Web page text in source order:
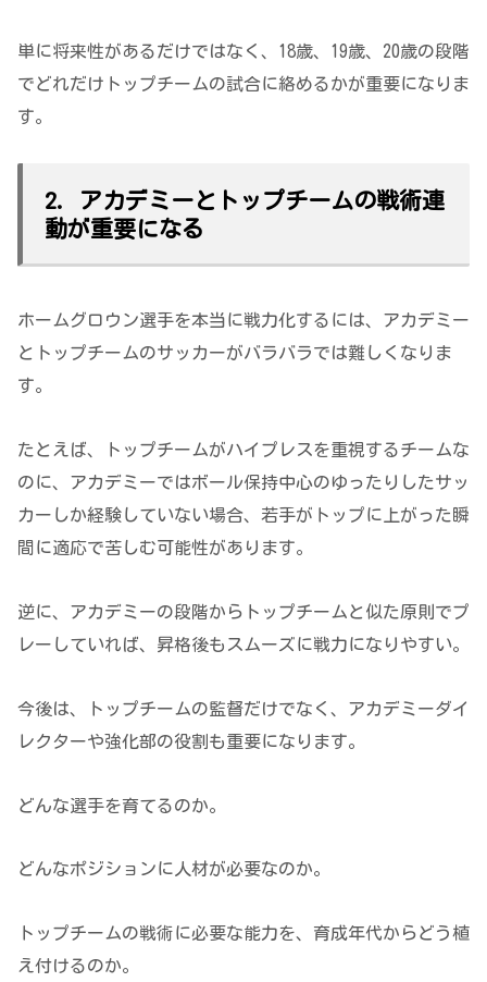
単に将来性があるだけではなく、18歳、19歳、20歳の段階
でどれだけトップチームの試合に絡めるかが重要になりま
す。
2. アカデミーとトップチームの戦術連
動が重要になる
ホームグロウン選手を本当に戦力化するには、アカデミー
とトップチームのサッカーがバラバラでは難しくなりま
す。
たとえば、トップチームがハイプレスを重視するチームな
のに、アカデミーではボール保持中心のゆったりしたサッ
カーしか経験していない場合、若手がトップに上がった瞬
間に適応で苦しむ可能性があります。
逆に、アカデミーの段階からトップチームと似た原則でプ
レーしていれば、昇格後もスムーズに戦力になりやすい。
今後は、トップチームの監督だけでなく、アカデミーダイ
レクターや強化部の役割も重要になります。
どんな選手を育てるのか。
どんなポジションに人材が必要なのか。
トップチームの戦術に必要な能力を、育成年代からどう植
え付けるのか。